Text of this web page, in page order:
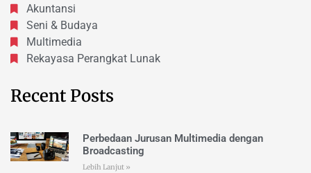
Akuntansi
Seni & Budaya
Multimedia
Rekayasa Perangkat Lunak
Recent Posts
Perbedaan Jurusan Multimedia dengan
Broadcasting
Lebih Lanjut »